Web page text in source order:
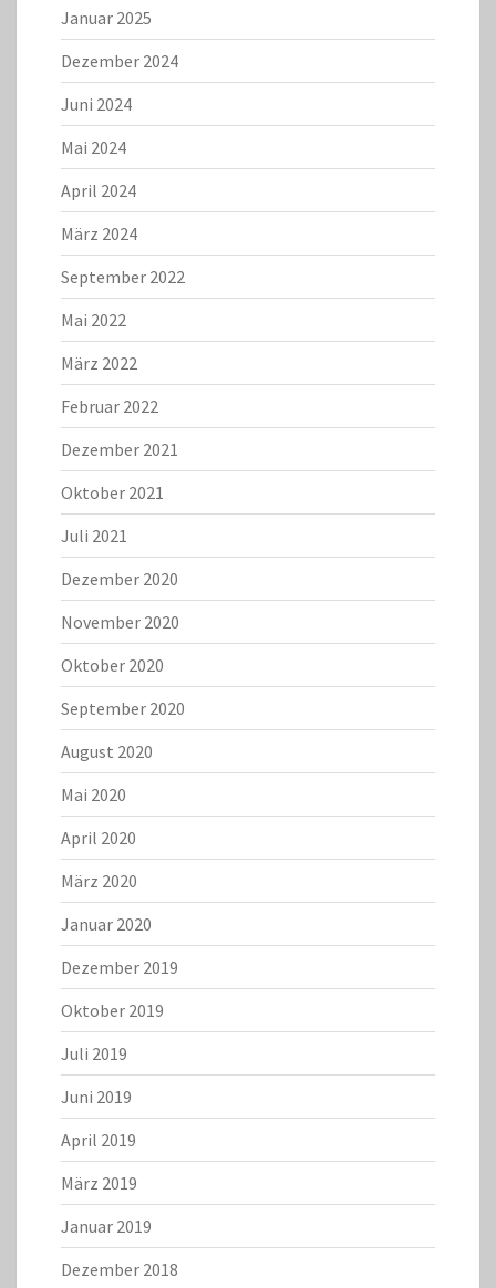
Januar 2025
Dezember 2024
Juni 2024
Mai 2024
April 2024
März 2024
September 2022
Mai 2022
März 2022
Februar 2022
Dezember 2021
Oktober 2021
Juli 2021
Dezember 2020
November 2020
Oktober 2020
September 2020
August 2020
Mai 2020
April 2020
März 2020
Januar 2020
Dezember 2019
Oktober 2019
Juli 2019
Juni 2019
April 2019
März 2019
Januar 2019
Dezember 2018